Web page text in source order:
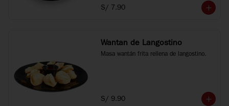
S/ 7.90
Wantan de Langostino
Masa wantán frita rellena de langostino.
S/ 9.90